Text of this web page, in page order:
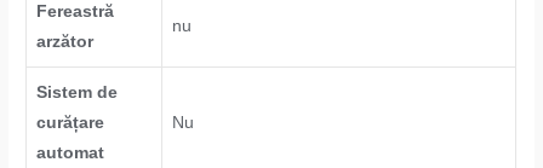
Fereastră
arzător
nu
Sistem de
curățare
automat
Nu